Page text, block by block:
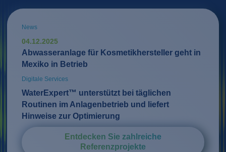
News
04.12.2025
Abwasseranlage für Kosmetikhersteller geht in
Mexiko in Betrieb
Digitale Services
WaterExpert™ unterstützt bei täglichen
Routinen im Anlagenbetrieb und liefert
Hinweise zur Optimierung
Entdecken Sie zahlreiche
Referenzprojekte